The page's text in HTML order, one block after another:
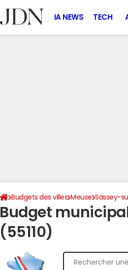
IA NEWS TECH
Budgets des villes Meuse Sassey-
Budget
(55110)